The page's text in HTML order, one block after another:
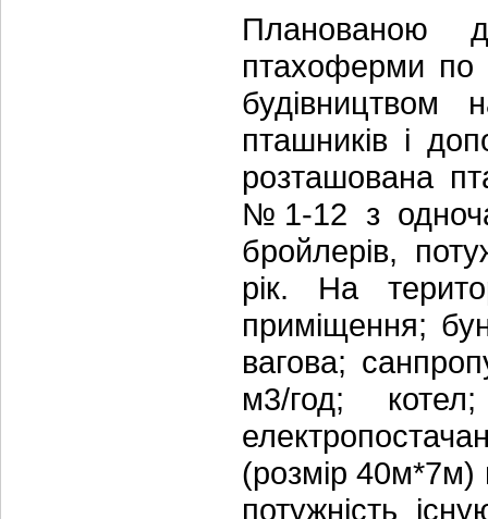
Планованою
птахоферми по
будівництвом
пташників і
розташована
№1-12 з
бройлерів,
рік. На
приміщення;
вагова;
м3/год;
(розмір 40м*7м)
потужність